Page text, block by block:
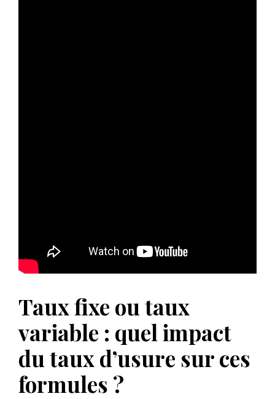
Taux fixe ou taux
variable : quel impact
du taux d’usure sur ces
formules ?